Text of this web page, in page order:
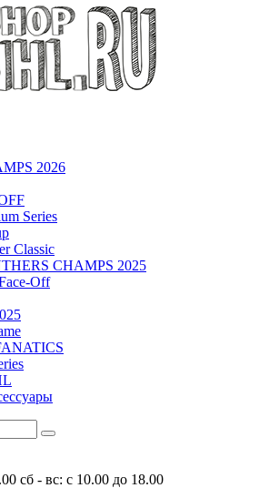
2026
Series
Classic
CHAMPS 2025
Off
сб - вс: с 10.00 до 18.00